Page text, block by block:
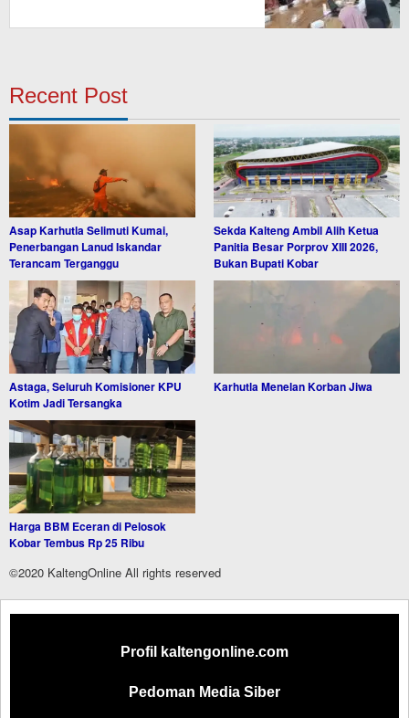
Recent Post
Asap Karhutla Selimuti Kumai,
Penerbangan Lanud Iskandar
Terancam Terganggu
Sekda Kalteng Ambil Alih Ketua
Panitia Besar Porprov XIII 2026,
Bukan Bupati Kobar
Astaga, Seluruh Komisioner KPU
Kotim Jadi Tersangka
Karhutla Menelan Korban Jiwa
Harga BBM Eceran di Pelosok
Kobar Tembus Rp 25 Ribu
©2020 KaltengOnline All rights reserved
Profil kaltengonline.com
Pedoman Media Siber